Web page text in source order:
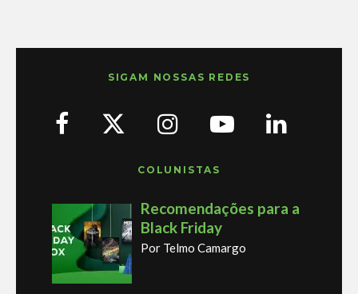
SIGAM NOSSAS REDES
COLUNISTAS
Recomendações para a
Black Friday
Por Telmo Camargo